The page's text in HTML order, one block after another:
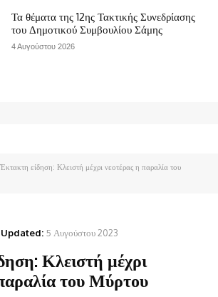
Τα θέματα της 12ης Τακτικής Συνεδρίασης
του Δημοτικού Συμβουλίου Σάμης
4 Αυγούστου 2026